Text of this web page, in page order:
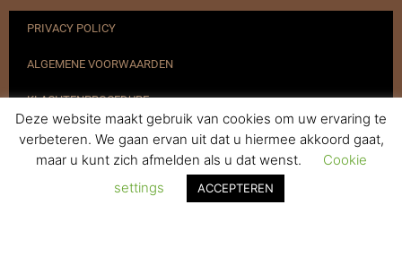
PRIVACY POLICY
ALGEMENE VOORWAARDEN
KLACHTENPROCEDURE
VERZENDEN & RETOURNEREN
Deze website maakt gebruik van cookies om uw ervaring te
verbeteren. We gaan ervan uit dat u hiermee akkoord gaat,
maar u kunt zich afmelden als u dat wenst.
Cookie
settings
ACCEPTEREN